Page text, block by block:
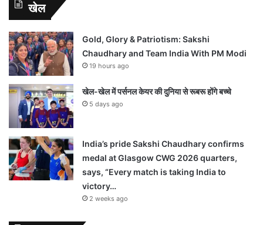
खेल
Gold, Glory & Patriotism: Sakshi
Chaudhary and Team India With PM Modi
19 hours ago
खेल-खेल में पर्सनल केयर की दुनिया से रूबरू होंगे बच्चे
5 days ago
India’s pride Sakshi Chaudhary confirms
medal at Glasgow CWG 2026 quarters,
says, “Every match is taking India to
victory…
2 weeks ago